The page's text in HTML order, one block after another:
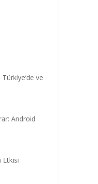
ve
Android
Etkisi